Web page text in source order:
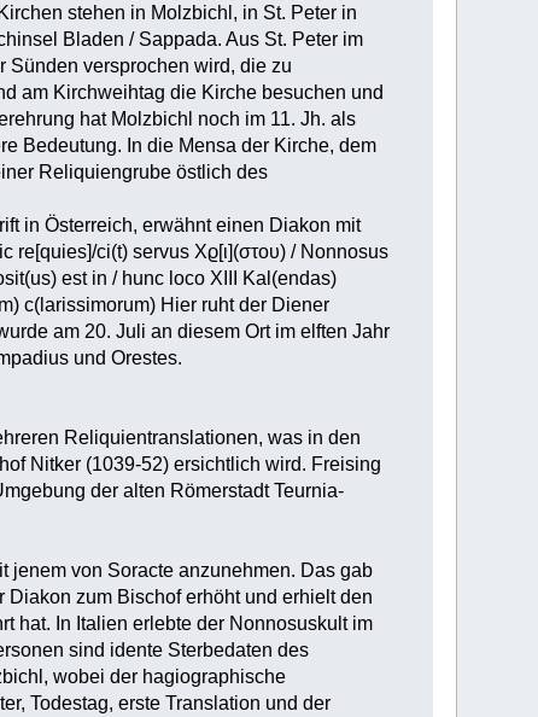
stehen in Molzbichl, in St. Peter in
Bladen / Sappada. Aus St. Peter im
Sünden versprochen wird, die zu
am Kirchweihtag die Kirche besuchen und
hat Molzbichl noch im 11. Jh. als
Bedeutung. In die Mensa der Kirche, dem
Reliquiengrube östlich des
in Österreich, erwähnt einen Diakon mit
re[quies]/ci(t) servus Χϱ[ι](στου) / Nonnosus
est in / hunc loco XIII Kal(endas)
c(larissimorum) Hier ruht der Diener
am 20. Juli an diesem Ort im elften Jahr
und Orestes.
Reliquientranslationen, was in den
Nitker (1039-52) ersichtlich wird. Freising
der alten Römerstadt Teurnia-
jenem von Soracte anzunehmen. Das gab
zum Bischof erhöht und erhielt den
hat. In Italien erlebte der Nonnosuskult im
sind idente Sterbedaten des
wobei der hagiographische
Todestag, erste Translation und der